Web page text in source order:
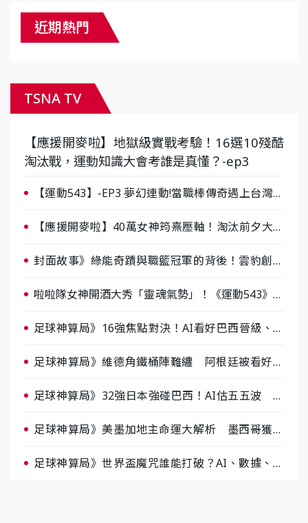
近期熱門
TSNA TV
【應援開麥啦】地獄級實戰考驗！16選10殘酷
淘汰戰，運動知識大會考誰是真懂？-ep3
【運動543】-EP3 夢幻連動!當職棒傳奇遇上台灣女
【應援開麥啦】40萬女神筠熹壓軸！淘汰前夕大混
封面故事》綠能奇蹟與職籃冠軍的背後！雲豹創辦
啦啦隊女神開酒大秀「靈魂氣勢」！《運動543》微
足球神算局》16強焦點對決！AI看好巴西晉級、數
足球神算局》維德角鐵桶陣難纏 阿根廷被看好下
足球神算局》32強日本強碰巴西！AI估五五波 牛
足球神算局》美墨加地主命運大解析 墨西哥獲數
足球神算局》世界盃魔咒誰能打破？AI、數據、塔